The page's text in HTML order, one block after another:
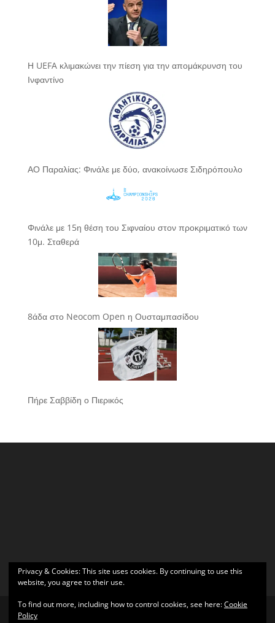
Η UEFA κλιμακώνει την πίεση για την απομάκρυνση του
Ινφαντίνο
ΑΟ Παραλίας: Φινάλε με δύο, ανακοίνωσε Σιδηρόπουλο
Φινάλε με 15η θέση του Σιφναίου στον προκριματικό των
10μ. Σταθερά
8άδα στο Neocom Open η Ουσταμπασίδου
Πήρε Σαββίδη ο Πιερικός
Privacy & Cookies: This site uses cookies. By continuing to use this
website, you agree to their use.
To find out more, including how to control cookies, see here:Cookie
Policy